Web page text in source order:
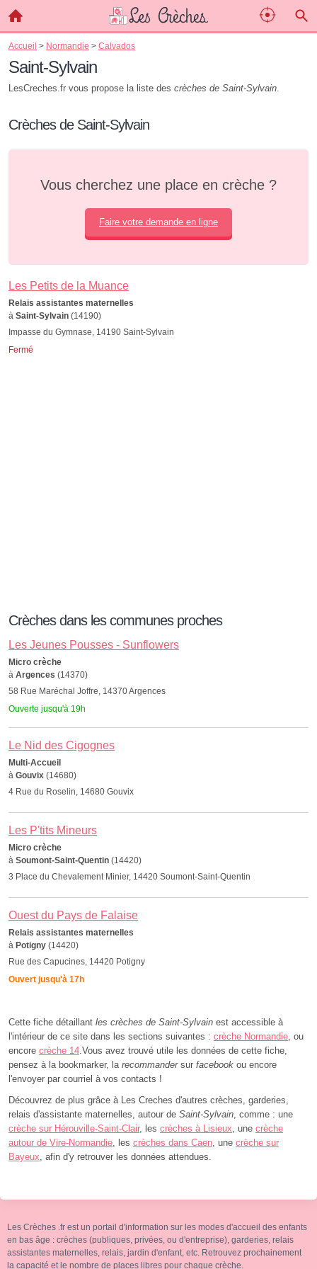
Accueil > Normandie > Calvados
Saint-Sylvain
LesCreches.fr vous propose la liste des crèches de Saint-Sylvain.
Crèches de Saint-Sylvain
Vous cherchez une place en crèche ?
Faire votre demande en ligne
Les Petits de la Muance
Relais assistantes maternelles
à Saint-Sylvain (14190)
Impasse du Gymnase, 14190 Saint-Sylvain
Fermé
Crèches dans les communes proches
Les Jeunes Pousses - Sunflowers
Micro crèche
à Argences (14370)
58 Rue Maréchal Joffre, 14370 Argences
Ouverte jusqu'à 19h
Le Nid des Cigognes
Multi-Accueil
à Gouvix (14680)
4 Rue du Roselin, 14680 Gouvix
Les P'tits Mineurs
Micro crèche
à Soumont-Saint-Quentin (14420)
3 Place du Chevalement Minier, 14420 Soumont-Saint-Quentin
Ouest du Pays de Falaise
Relais assistantes maternelles
à Potigny (14420)
Rue des Capucines, 14420 Potigny
Ouvert jusqu'à 17h
Cette fiche détaillant les crèches de Saint-Sylvain est accessible à
l'intérieur de ce site dans les sections suivantes : crèche Normandie, ou
encore crèche 14.Vous avez trouvé utile les données de cette fiche,
pensez à la bookmarker, la recommandersur facebook ou encore
l'envoyer par courriel à vos contacts !
Découvrez de plus grâce à Les Creches d'autres crèches, garderies,
relais d'assistante maternelles, autour de Saint-Sylvain, comme : une
crèche sur Hérouville-Saint-Clair, les crèches à Lisieux, une crèche
autour de Vire-Normandie, les crèches dans Caen, une crèche sur
Bayeux, afin d'y retrouver les données attendues.
Les Crèches .fr est un portail d'information sur les modes d'accueil des enfants
en bas âge : crèches (publiques, privées, ou d'entreprise), garderies, relais
assistantes maternelles, relais, jardin d'enfant, etc. Retrouvez prochainement
la capacité et le nombre de places libres pour chaque crèche.